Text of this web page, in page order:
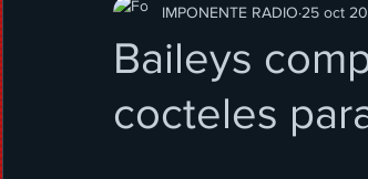
Modo de Vida
Baileys
cocteles
IMPONENTE RADIO 25 oct